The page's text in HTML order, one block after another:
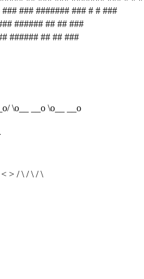
### ####### ### # # ###
###### ## ## ###
###### ## ## ###
\o__ __o \o__ __o
> / \ / \ / \